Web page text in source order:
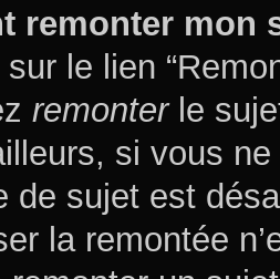
remonter mon
le lien
remonterle
si vous
de sujet est
la remontée